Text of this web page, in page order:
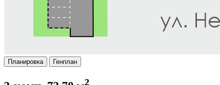
Планировка Генплан
2